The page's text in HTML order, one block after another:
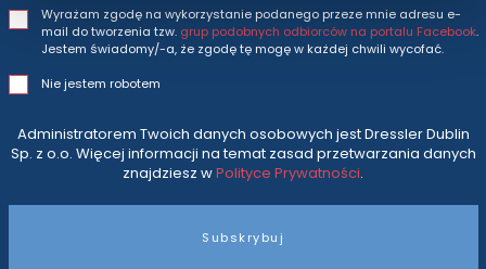
Wyrażam zgodę na wykorzystanie podanego przeze mnie adresu e-
mail do tworzenia tzw. grup podobnych odbiorców na portalu Facebook.
Jestem świadomy/-a, że zgodę tę mogę w każdej chwili wycofać.
Nie jestem robotem
Administratorem Twoich danych osobowych jest Dressler Dublin
Sp. z o.o. Więcej informacji na temat zasad przetwarzania danych
znajdziesz wPolityce Prywatności.
Subskrybuj